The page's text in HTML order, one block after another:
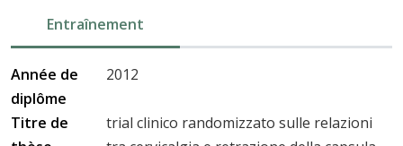
Entraînement
Année de
diplôme
2012
Titre de
trial clinico randomizzato sulle relazioni